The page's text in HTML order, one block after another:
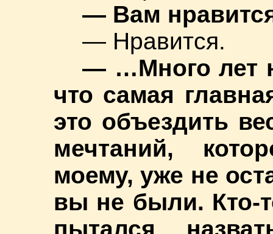
— Вам
— Нравится.
— …Много лет
что самая
это объездить
мечтаний,
моему, уже не
вы не были. Кто-